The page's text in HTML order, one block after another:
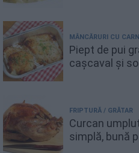
MÂNCĂRURI CU
Piept de pui
cașcaval și
FRIPTURĂ / GRĂTAR
Curcan
simplă, bună